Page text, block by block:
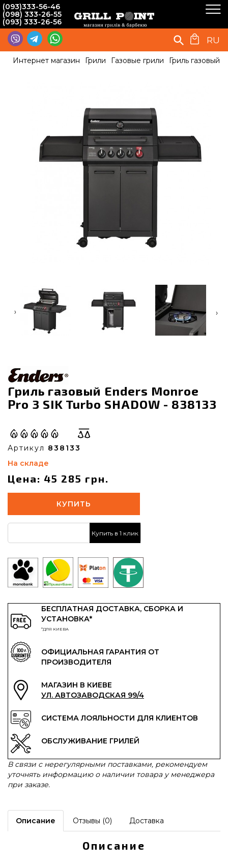
(093)333-56-46
(098) 333-26-55
(093) 333-26-56
RU
Интернет магазин Грили Газовые грили Гриль газовый
‹ ›
Гриль газовый Enders Monroe
Pro 3 SIK Turbo SHADOW - 838133
Артикул 838133
На складе
Цена: 45 285 грн.
КУПИТЬ
Купить в 1 клик
БЕСПЛАТНАЯ ДОСТАВКА, СБОРКА И
УСТАНОВКА*
*ДЛЯ КИЕВА
ОФИЦИАЛЬНАЯ ГАРАНТИЯ ОТ
ПРОИЗВОДИТЕЛЯ
МАГАЗИН В КИЕВЕ
УЛ. АВТОЗАВОДСКАЯ 99/4
СИСТЕМА ЛОЯЛЬНОСТИ ДЛЯ КЛИЕНТОВ
ОБСЛУЖИВАНИЕ ГРИЛЕЙ
В связи с нерегулярными поставками, рекомендуем
уточнять информацию о наличии товара у менеджера
при заказе.
Описание Отзывы (0) Доставка
Описание